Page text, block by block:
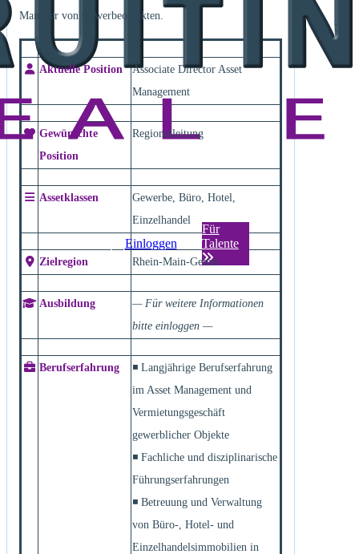
Einloggen
Für
Talente
Manager von Gewerbeobjekten.
Aktuelle Position
Associate Director Asset
Management
Gewünschte
Position
Regionalleitung
Assetklassen
Gewerbe, Büro, Hotel,
Einzelhandel
Zielregion Rhein-Main-Gebiet
Ausbildung
— Für weitere Informationen
bitte einloggen —
Berufserfahrung
◾ Langjährige Berufserfahrung
im Asset Management und
Vermietungsgeschäft
gewerblicher Objekte
◾ Fachliche und disziplinarische
Führungserfahrungen
◾ Betreuung und Verwaltung
von Büro-, Hotel- und
Einzelhandelsimmobilien in